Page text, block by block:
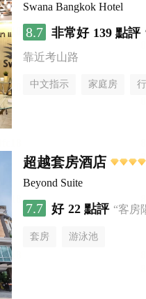
Swana Bangkok Hotel
8.7 非常好 139 點評
靠近考山路
中文指示 家庭房
超越套房酒店
Beyond Suite
7.7 好 22 點評 “客房
套房 游泳池